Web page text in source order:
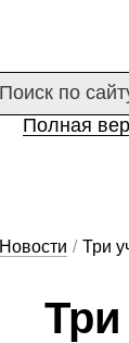
Полная
Новости / Три